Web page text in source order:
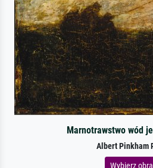
Marnotrawstwo wód
Albert Pinkham
Wybierz